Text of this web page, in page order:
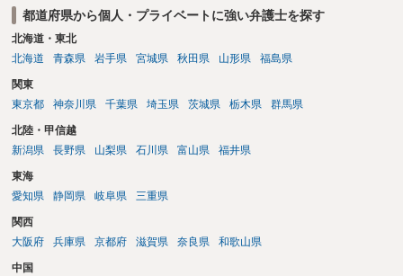
二年以下の拘禁刑又は百万円以下の罰金に処する。
都道府県から個人・プライベートに強い弁護士を探す
北海道・東北
北海道
青森県 岩手県 宮城県 秋田県 山形県 福島県
関東
東京都
神奈川県 千葉県 埼玉県 茨城県 栃木県 群馬県
北陸・甲信越
新潟県
長野県 山梨県 石川県 富山県 福井県
東海
愛知県
静岡県 岐阜県 三重県
関西
大阪府
兵庫県 京都府 滋賀県 奈良県 和歌山県
中国